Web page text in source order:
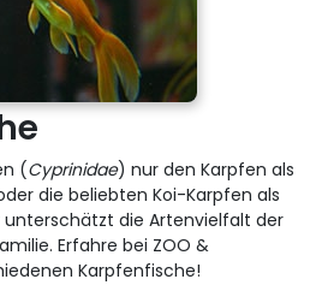
(Cyprinidae) nur den Karpfen als
die beliebten Koi-Karpfen als
die Artenvielfalt der
Erfahre bei ZOO &
Karpfenfische!